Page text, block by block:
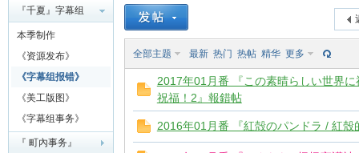
『千夏』字幕组
本季制作
《资源发布》
《字幕组报错》
《美工版图》
《字幕组事务》
『 町內事务』
全部主题 最新 热门 热帖 精华 更多
2017年01月番 『この素晴らしい世界
祝福！2』報錯帖
2016年01月番 『紅殻のパンドラ / 紅殼